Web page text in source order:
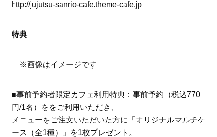
http://jujutsu-sanrio-cafe.theme-cafe.jp
特典
※画像はイメージです
■事前予約者限定カフェ利用特典：事前予約（税込770
円/1名）ををご利用いただき、
メニューをご注文いただいた方に「オリジナルマルチケ
ース（全1種）」を1枚プレゼント。